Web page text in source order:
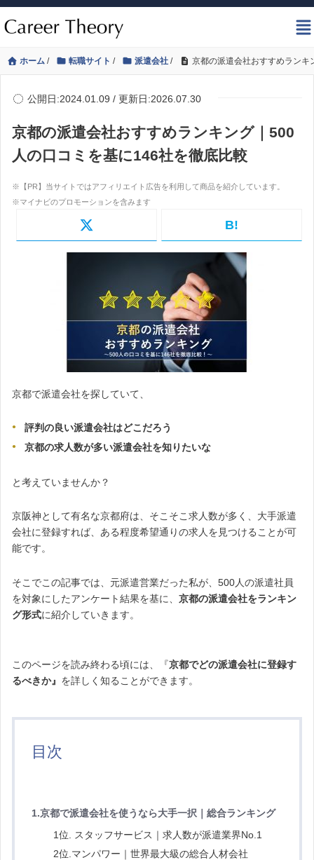
ホーム / 転職サイト / 派遣会社 / 京都の派遣会社おすすめラン
公開日:2024.01.09 / 更新日:2026.07.30
京都の派遣会社おすすめランキング｜500
人の口コミを基に146社を徹底比較
B!
京都で派遣会社を探していて、
評判の良い派遣会社はどこだろう
京都の求人数が多い派遣会社を知りたいな
と考えていませんか？
京阪神として有名な京都府は、そこそこ求人数が多く、大手派遣
会社に登録すれば、ある程度希望通りの求人を見つけることが可
能です。
そこでこの記事では、元派遣営業だった私が、500人の派遣社員
を対象にしたアンケート結果を基に、 京都の派遣会社をランキン
グ形式に紹介していきます。
このページを読み終わる頃には、『京都でどの派遣会社に登録す
るべきか』 を詳しく知ることができます。
目次
1.京都で派遣会社を使うなら大手一択｜総合ランキング
1位. スタッフサービス｜求人数が派遣業界No.1
2位.マンパワー｜世界最大級の総合人材会社